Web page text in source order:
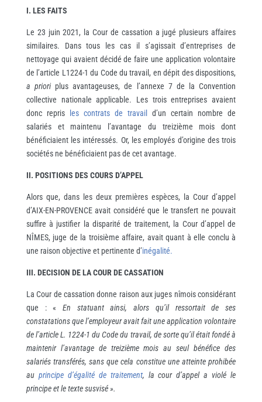
I. LES FAITS
Le 23 juin 2021, la Cour de cassation a jugé plusieurs affaires
similaires. Dans tous les cas il s’agissait d’entreprises de
nettoyage qui avaient décidé de faire une application volontaire
de l’article L1224-1 du Code du travail, en dépit des dispositions,
a prioriplus avantageuses, de l’annexe 7 de la Convention
collective nationale applicable. Les trois entreprises avaient
donc repris
les contrats de travail
d’un certain nombre de
salariés et maintenu l’avantage du treizième mois dont
bénéficiaient les intéressés. Or, les employés d’origine des trois
sociétés ne bénéficiaient pas de cet avantage.
II. POSITIONS DES COURS D’APPEL
Alors que, dans les deux premières espèces, la Cour d’appel
d’AIX-EN-PROVENCE avait considéré que le transfert ne pouvait
suffire à justifier la disparité de traitement, la Cour d’appel de
NÎMES, juge de la troisième affaire, avait quant à elle conclu à
une raison objective et pertinente d’inégalité.
III. DECISION DE LA COUR DE CASSATION
La Cour de cassation donne raison aux juges nîmois considérant
que : «En statuant ainsi, alors qu’il ressortait de ses
constatations que l’employeur avait fait une application volontaire
de l’article L. 1224-1 du Code du travail, de sorte qu’il était fondé à
maintenir l’avantage de treizième mois au seul bénéfice des
salariés transférés, sans que cela constitue une atteinte prohibée
au principe d’égalité de traitement, la cour d’appel a violé le
principe et le texte susvisé ».